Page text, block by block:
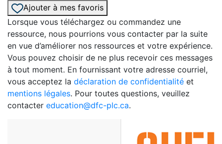
Ajouter à mes favoris
Lorsque vous téléchargez ou commandez une
ressource, nous pourrions vous contacter par la suite
en vue d’améliorer nos ressources et votre expérience.
Vous pouvez choisir de ne plus recevoir ces messages
à tout moment. En fournissant votre adresse courriel,
vous acceptez la déclaration de confidentialité et
mentions légales. Pour toutes questions, veuillez
contacter education@dfc-plc.ca.